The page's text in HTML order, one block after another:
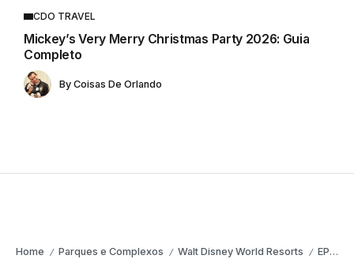
CDO TRAVEL
Mickey’s Very Merry Christmas Party 2026: Guia
Completo
By Coisas De Orlando
Home / Parques e Complexos / Walt Disney World Resorts / EPCOT